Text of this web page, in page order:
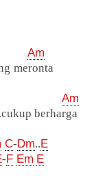
Am
meronta
Am
berharga
C-Dm..E
-F Em E